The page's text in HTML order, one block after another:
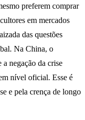
preferem comprar
em mercados
das questões
Na China, o
negação da crise
nível oficial. Esse é
e pela crença de longo